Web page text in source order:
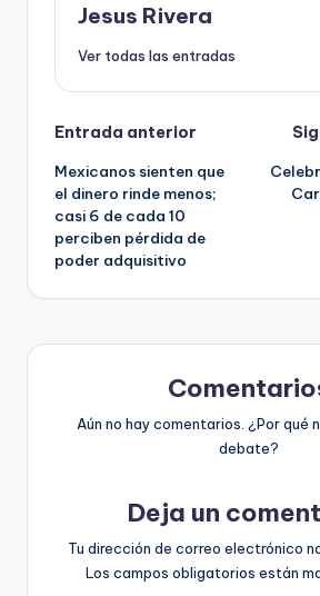
Jesus Rivera
Ver todas las entradas
Navegación
de
entradas
Entrada anterior
Mexicanos sienten que
el dinero rinde menos;
casi 6 de cada 10
perciben pérdida de
poder adquisitivo
Aún no hay comentarios. ¿Por qué
debate?
Deja un
Tu dirección de correo electrónico
Los campos obligatorios están